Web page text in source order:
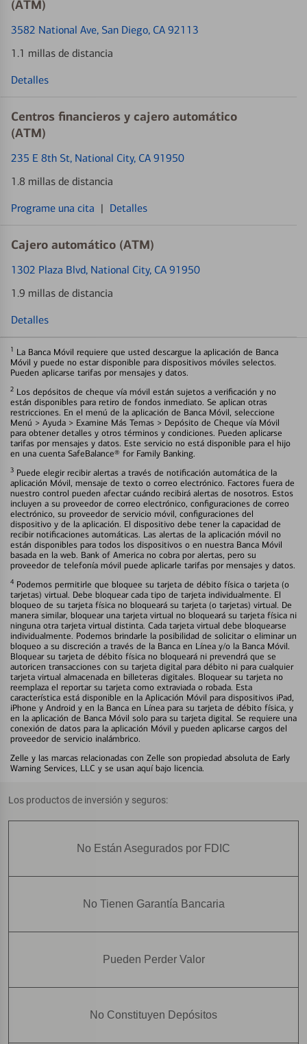
(ATM)
3582 National Ave, San Diego, CA 92113
1.1 millas de distancia
Detalles
Centros financieros y cajero automático
(ATM)
235 E 8th St, National City, CA 91950
1.8 millas de distancia
Programe una cita | Detalles
Cajero automático (ATM)
1302 Plaza Blvd, National City, CA 91950
1.9 millas de distancia
Detalles
1 La Banca Móvil requiere que usted descargue la aplicación de Banca
Móvil y puede no estar disponible para dispositivos móviles selectos.
Pueden aplicarse tarifas por mensajes y datos.
2 Los depósitos de cheque vía móvil están sujetos a verificación y no
están disponibles para retiro de fondos inmediato. Se aplican otras
restricciones. En el menú de la aplicación de Banca Móvil, seleccione
Menú > Ayuda > Examine Más Temas > Depósito de Cheque vía Móvil
para obtener detalles y otros términos y condiciones. Pueden aplicarse
tarifas por mensajes y datos. Este servicio no está disponible para el hijo
en una cuenta SafeBalance® for Family Banking.
3 Puede elegir recibir alertas a través de notificación automática de la
aplicación Móvil, mensaje de texto o correo electrónico. Factores fuera de
nuestro control pueden afectar cuándo recibirá alertas de nosotros. Estos
incluyen a su proveedor de correo electrónico, configuraciones de correo
electrónico, su proveedor de servicio móvil, configuraciones del
dispositivo y de la aplicación. El dispositivo debe tener la capacidad de
recibir notificaciones automáticas. Las alertas de la aplicación móvil no
están disponibles para todos los dispositivos o en nuestra Banca Móvil
basada en la web. Bank of America no cobra por alertas, pero su
proveedor de telefonía móvil puede aplicarle tarifas por mensajes y datos.
4 Podemos permitirle que bloquee su tarjeta de débito física o tarjeta (o
tarjetas) virtual. Debe bloquear cada tipo de tarjeta individualmente. El
bloqueo de su tarjeta física no bloqueará su tarjeta (o tarjetas) virtual. De
manera similar, bloquear una tarjeta virtual no bloqueará su tarjeta física ni
ninguna otra tarjeta virtual distinta. Cada tarjeta virtual debe bloquearse
individualmente. Podemos brindarle la posibilidad de solicitar o eliminar un
bloqueo a su discreción a través de la Banca en Línea y/o la Banca Móvil.
Bloquear su tarjeta de débito física no bloqueará ni prevendrá que se
autoricen transacciones con su tarjeta digital para débito ni para cualquier
tarjeta virtual almacenada en billeteras digitales. Bloquear su tarjeta no
reemplaza el reportar su tarjeta como extraviada o robada. Esta
característica está disponible en la Aplicación Móvil para dispositivos iPad,
iPhone y Android y en la Banca en Línea para su tarjeta de débito física, y
en la aplicación de Banca Móvil solo para su tarjeta digital. Se requiere una
conexión de datos para la aplicación Móvil y pueden aplicarse cargos del
proveedor de servicio inalámbrico.
Zelle y las marcas relacionadas con Zelle son propiedad absoluta de Early
Warning Services, LLC y se usan aquí bajo licencia.
Los productos de inversión y seguros:
No Están Asegurados por FDIC
No Tienen Garantía Bancaria
Pueden Perder Valor
No Constituyen Depósitos